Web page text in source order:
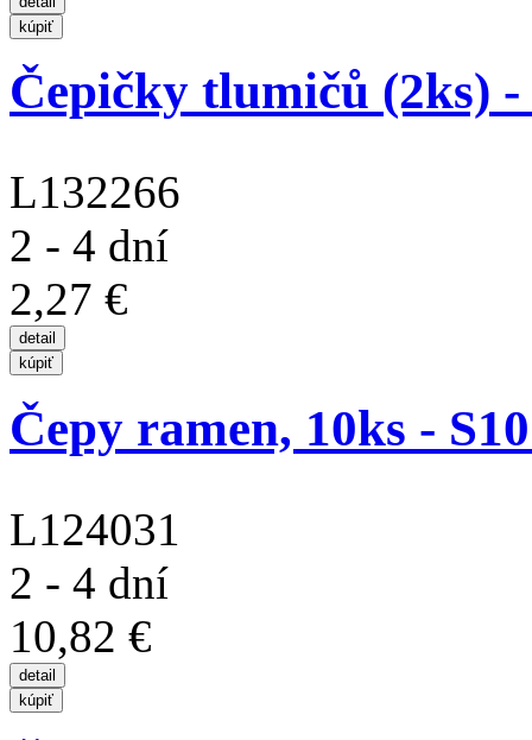
Čepičky tlumičů (2ks) -
L132266
2 - 4 dní
2,27 €
Čepy ramen, 10ks -
L124031
2 - 4 dní
10,82 €